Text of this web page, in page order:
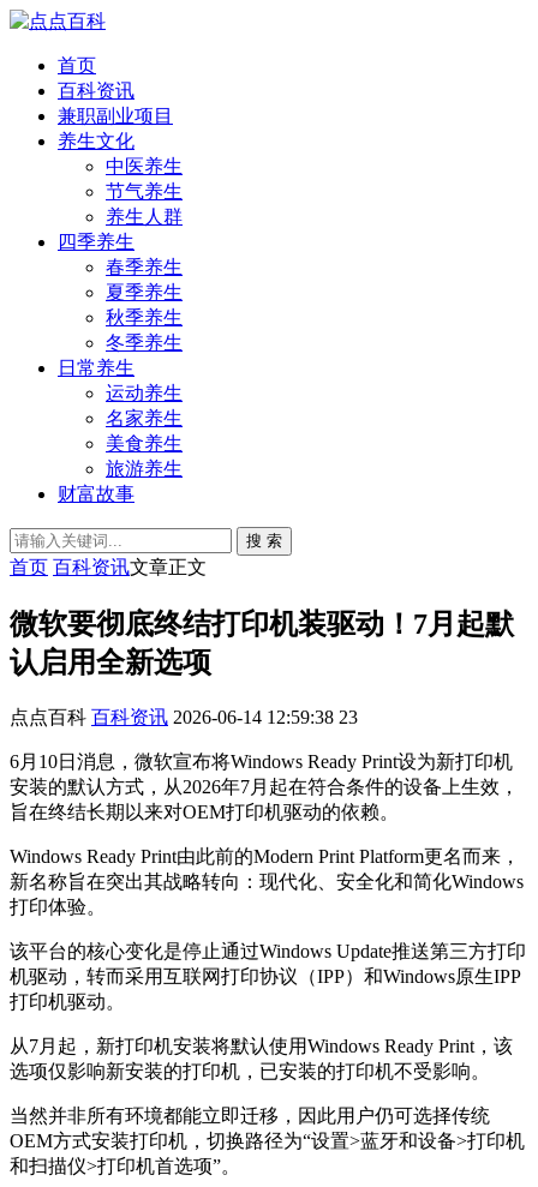
首页
百科资讯
兼职副业项目
养生文化
中医养生
节气养生
养生人群
四季养生
春季养生
夏季养生
秋季养生
冬季养生
日常养生
运动养生
名家养生
美食养生
旅游养生
财富故事
搜 索
首页 百科资讯文章正文
微软要彻底终结打印机装驱动！7月起默
认启用全新选项
点点百科 百科资讯 2026-06-14 12:59:38 23
6月10日消息，微软宣布将Windows Ready Print设为新打印机
安装的默认方式，从2026年7月起在符合条件的设备上生效，
旨在终结长期以来对OEM打印机驱动的依赖。
Windows Ready Print由此前的Modern Print Platform更名而来，
新名称旨在突出其战略转向：现代化、安全化和简化Windows
打印体验。
该平台的核心变化是停止通过Windows Update推送第三方打印
机驱动，转而采用互联网打印协议（IPP）和Windows原生IPP
打印机驱动。
从7月起，新打印机安装将默认使用Windows Ready Print，该
选项仅影响新安装的打印机，已安装的打印机不受影响。
当然并非所有环境都能立即迁移，因此用户仍可选择传统
OEM方式安装打印机，切换路径为“设置>蓝牙和设备>打印机
和扫描仪>打印机首选项”。